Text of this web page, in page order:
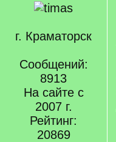
г. Краматорск
Сообщений:
8913
На сайте с
2007 г.
Рейтинг:
20869